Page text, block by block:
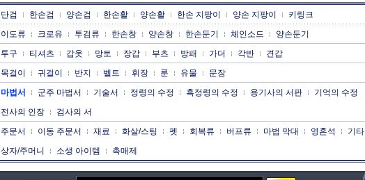
단검 한손검 양손검 한손활 양손활 한손 지팡이 양손 지팡이
키링크
이도류
크로유 투검류 한손창 양손창 한손둔기 체인소드
양손둔기
투구 티셔츠 갑옷 망토 장갑 부츠 방패 가더 각반
견갑
목걸이 귀걸이 반지 벨트 휘장 룬 유물 문장
마법서 군주 마법서 기술서 정령의 수정 흑정령의 수정 용기사의 서판
기억의 수정
전사의 인장
검사의 서
주문서 이동 주문서 재료 화살/스팅 펫 회복류 버프류 마법 막대 영혼석
기타
상자/주머니
소생 아이템 촉매제